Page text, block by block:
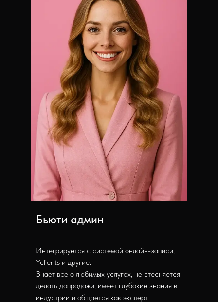
Интегрируется с системой онлайн-записи,
Yclients и другие.
Знает все о любимых услугах, не стесняется
делать допродажи, имеет глубокие знания в
индустрии и общается как эксперт.
Бьюти админ